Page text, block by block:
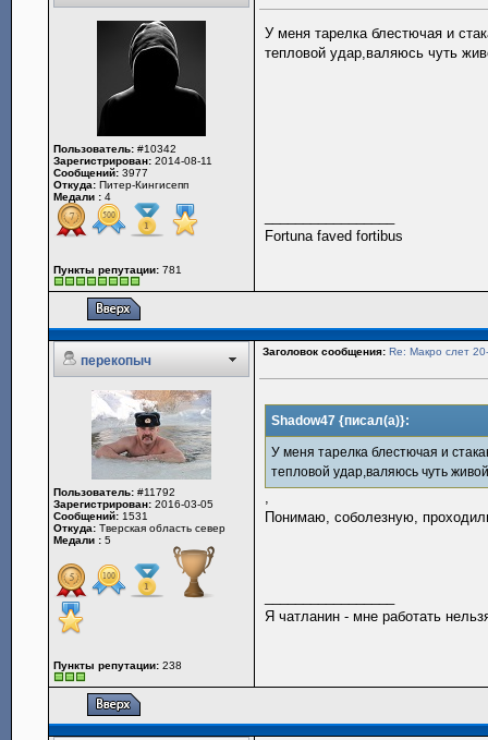
Пользователь: #10342
Зарегистрирован: 2014-08-11
Сообщений: 3977
Откуда: Питер-Кингисепп
Медали : 4
Пункты репутации: 781
У меня тарелка блестючая и
тепловой удар,валяюсь чуть
Fortuna faved fortibus
перекопыч
Заголовок сообщения: Re: Макро слет
Пользователь: #11792
Зарегистрирован: 2016-03-05
Сообщений: 1531
Откуда: Тверская область север
Медали : 5
Пункты репутации: 238
Shadow47 {писал(а)}:
У меня тарелка блестючая и
тепловой удар,валяюсь чуть
,
Понимаю, соболезную,
Я чатланин - мне работать